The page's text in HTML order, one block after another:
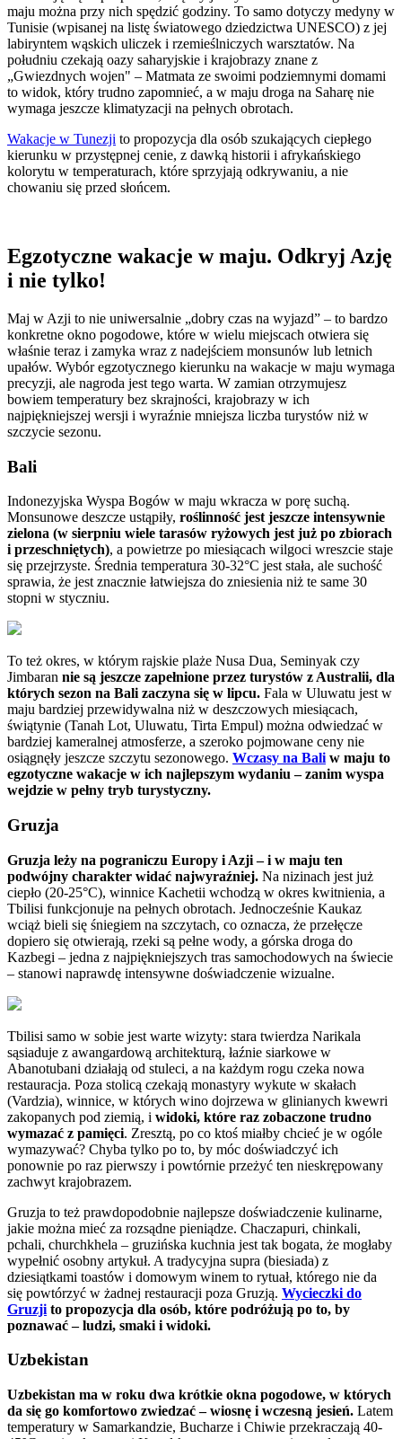
maju można przy nich spędzić godziny. To samo dotyczy medyny w
Tunisie (wpisanej na listę światowego dziedzictwa UNESCO) z jej
labiryntem wąskich uliczek i rzemieślniczych warsztatów. Na
południu czekają oazy saharyjskie i krajobrazy znane z
„Gwiezdnych wojen" – Matmata ze swoimi podziemnymi domami
to widok, który trudno zapomnieć, a w maju droga na Saharę nie
wymaga jeszcze klimatyzacji na pełnych obrotach.
Wakacje w Tunezji to propozycja dla osób szukających ciepłego
kierunku w przystępnej cenie, z dawką historii i afrykańskiego
kolorytu w temperaturach, które sprzyjają odkrywaniu, a nie
chowaniu się przed słońcem.
Egzotyczne wakacje w maju. Odkryj Azję
i nie tylko!
Maj w Azji to nie uniwersalnie „dobry czas na wyjazd” – to bardzo
konkretne okno pogodowe, które w wielu miejscach otwiera się
właśnie teraz i zamyka wraz z nadejściem monsunów lub letnich
upałów. Wybór egzotycznego kierunku na wakacje w maju wymaga
precyzji, ale nagroda jest tego warta. W zamian otrzymujesz
bowiem temperatury bez skrajności, krajobrazy w ich
najpiękniejszej wersji i wyraźnie mniejsza liczba turystów niż w
szczycie sezonu.
Bali
Indonezyjska Wyspa Bogów w maju wkracza w porę suchą.
Monsunowe deszcze ustąpiły, roślinność jest jeszcze intensywnie
zielona (w sierpniu wiele tarasów ryżowych jest już po zbiorach
i przeschniętych), a powietrze po miesiącach wilgoci wreszcie staje
się przejrzyste. Średnia temperatura 30-32°C jest stała, ale suchość
sprawia, że jest znacznie łatwiejsza do zniesienia niż te same 30
stopni w styczniu.
To też okres, w którym rajskie plaże Nusa Dua, Seminyak czy
Jimbaran nie są jeszcze zapełnione przez turystów z Australii, dla
których sezon na Bali zaczyna się w lipcu. Fala w Uluwatu jest w
maju bardziej przewidywalna niż w deszczowych miesiącach,
świątynie (Tanah Lot, Uluwatu, Tirta Empul) można odwiedzać w
bardziej kameralnej atmosferze, a szeroko pojmowane ceny nie
osiągnęły jeszcze szczytu sezonowego. Wczasy na Bali w maju to
egzotyczne wakacje w ich najlepszym wydaniu – zanim wyspa
wejdzie w pełny tryb turystyczny.
Gruzja
Gruzja leży na pograniczu Europy i Azji – i w maju ten
podwójny charakter widać najwyraźniej. Na nizinach jest już
ciepło (20-25°C), winnice Kachetii wchodzą w okres kwitnienia, a
Tbilisi funkcjonuje na pełnych obrotach. Jednocześnie Kaukaz
wciąż bieli się śniegiem na szczytach, co oznacza, że przełęcze
dopiero się otwierają, rzeki są pełne wody, a górska droga do
Kazbegi – jedna z najpiękniejszych tras samochodowych na świecie
– stanowi naprawdę intensywne doświadczenie wizualne.
Tbilisi samo w sobie jest warte wizyty: stara twierdza Narikala
sąsiaduje z awangardową architekturą, łaźnie siarkowe w
Abanotubani działają od stuleci, a na każdym rogu czeka nowa
restauracja. Poza stolicą czekają monastyry wykute w skałach
(Vardzia), winnice, w których wino dojrzewa w glinianych kwewri
zakopanych pod ziemią, i widoki, które raz zobaczone trudno
wymazać z pamięci. Zresztą, po co ktoś miałby chcieć je w ogóle
wymazywać? Chyba tylko po to, by móc doświadczyć ich
ponownie po raz pierwszy i powtórnie przeżyć ten nieskrępowany
zachwyt krajobrazem.
Gruzja to też prawdopodobnie najlepsze doświadczenie kulinarne,
jakie można mieć za rozsądne pieniądze. Chaczapuri, chinkali,
pchali, churchkhela – gruzińska kuchnia jest tak bogata, że mogłaby
wypełnić osobny artykuł. A tradycyjna supra (biesiada) z
dziesiątkami toastów i domowym winem to rytuał, którego nie da
się powtórzyć w żadnej restauracji poza Gruzją. Wycieczki do
Gruzji to propozycja dla osób, które podróżują po to, by
poznawać – ludzi, smaki i widoki.
Uzbekistan
Uzbekistan ma w roku dwa krótkie okna pogodowe, w których
da się go komfortowo zwiedzać – wiosnę i wczesną jesień. Latem
temperatury w Samarkandzie, Bucharze i Chiwie przekraczają 40-